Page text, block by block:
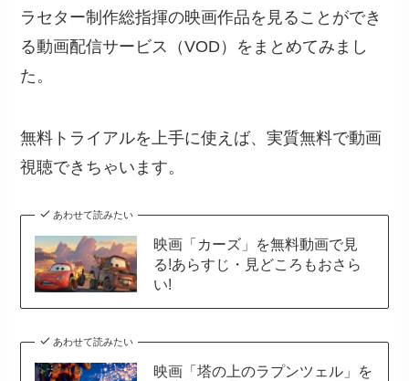
ラセター制作総指揮の映画作品を見ることができ
る動画配信サービス（VOD）をまとめてみまし
た。
無料トライアルを上手に使えば、実質無料で動画
視聴できちゃいます。
あわせて読みたい
映画「カーズ」を無料動画で見
る!あらすじ・見どころもおさら
い!
あわせて読みたい
映画「塔の上のラプンツェル」を